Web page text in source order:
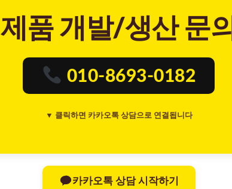
제품 개발/생산 문의
010-8693-0182
▼ 클릭하면 카카오톡 상담으로 연결됩니다
카카오톡 상담 시작하기